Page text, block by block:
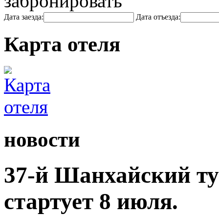
Дата заезда: Дата отъезда:
Карта отеля
новости
37-й Шанхайский
стартует 8 июля.